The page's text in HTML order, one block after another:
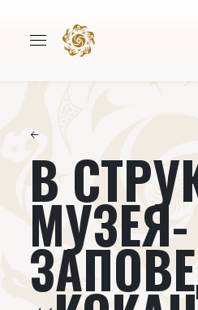
Авторы
Издательство
Проекты
Книги
←
В
МУЗЕЯ-